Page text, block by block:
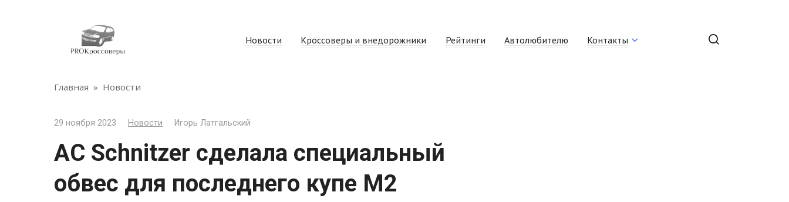
Новости Кроссоверы и внедорожники Рейтинги Автолюбителю Контакты
Главная » Новости
29 ноября 2023 Новости Игорь Латгальский
AC Schnitzer сделала специальный
обвес для последнего купе M2